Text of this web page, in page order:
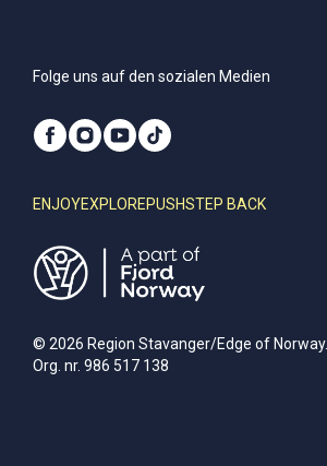
Folge uns auf den sozialen Medien
ENJOYEXPLOREPUSHSTEP BACK
© 2026 Region Stavanger/Edge of Norway.
Org. nr. 986 517 138